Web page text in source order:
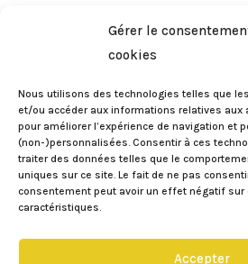
Gérer le
cookies
Nous utilisons des technologies telles que
et/ou accéder aux informations relatives aux
pour améliorer l’expérience de navigation et
(non-)personnalisées. Consentir à ces
traiter des données telles que le
uniques sur ce site. Le fait de ne pas
consentement peut avoir un effet négatif
caractéristiques.
Accepter
d’un devis à accepter par
d’une facturation
6.Retard de paiement
En cas de retard de
conformément à l’article L
commerce, une indemnité
de trois fois le taux de
ainsi qu’une indemnité